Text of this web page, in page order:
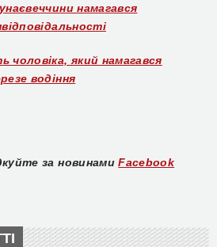
намагався
чоловіка, який намагався
водіння
за новинами Facebook